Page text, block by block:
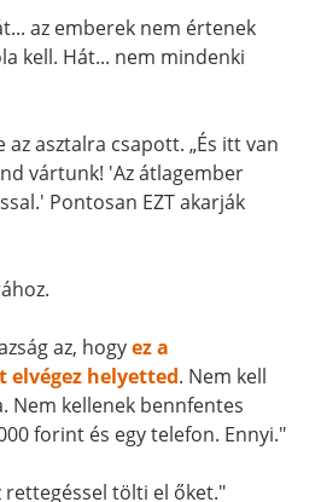
az emberek nem értenek
kell. Hát... nem mindenki
az asztalra csapott. „És itt van
vártunk! 'Az átlagember
Pontosan EZT akarják
az, hogyez a
helyetted. Nem kell
Nem kellenek bennfentes
forint és egy telefon. Ennyi."
rettegéssel tölti el őket."